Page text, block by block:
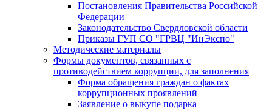
Постановления Правительства Российской
Федерации
Законодательство Свердловской области
Приказы ГУП СО "ГРВЦ "ИнЭкспо"
Методические материалы
Формы документов, связанных с
противодействием коррупции, для заполнения
Форма обращения граждан о фактах
коррупционных проявлений
Заявление о выкупе подарка